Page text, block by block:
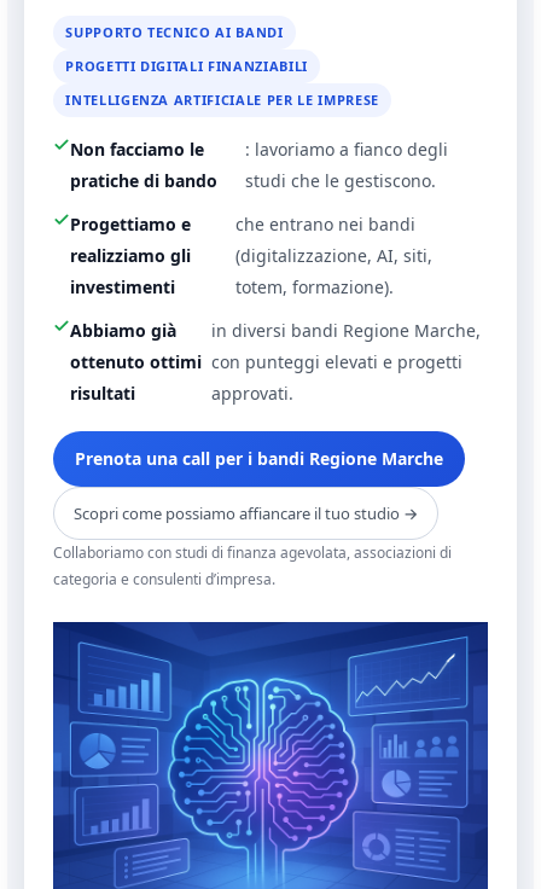
SUPPORTO TECNICO AI BANDI
PROGETTI DIGITALI FINANZIABILI
INTELLIGENZA ARTIFICIALE PER LE IMPRESE
Non facciamo le
pratiche di bando
: lavoriamo a fianco degli
studi che le gestiscono.
Progettiamo e
realizziamo gli
investimenti
che entrano nei bandi
(digitalizzazione, AI, siti,
totem, formazione).
Abbiamo già
ottenuto ottimi
risultati
in diversi bandi Regione Marche,
con punteggi elevati e progetti
approvati.
Prenota una call per i bandi Regione Marche
Scopri come possiamo affiancare il tuo studio →
Collaboriamo con studi di finanza agevolata, associazioni di
categoria e consulenti d’impresa.